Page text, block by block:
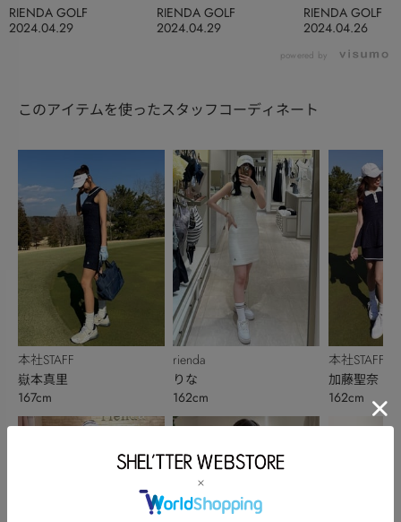
2024.04.29
RIENDA GOLF
2024.04.29
RIENDA GOLF
2024.04.26
RIENDA GOLF
powered by
このアイテムを使ったスタッフコーディネート
本社STAFF
嶽本真里
167cm
rienda
りな
162cm
本社STAFF
加藤聖奈
162cm